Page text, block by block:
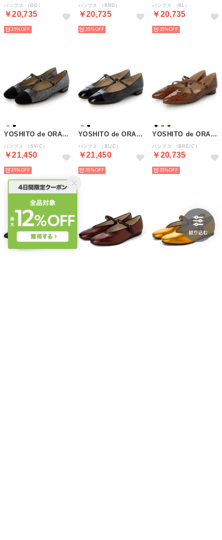
パンプス （GD）
￥20,735
35%
パンプス （BRD）
￥20,735
35%
パンプス （BL）
￥20,735
35%
YOSHITO de ORANGE
パンプス （SV/C）
￥21,450
35%
YOSHITO de ORANGE
パンプス （BL/C）
￥21,450
35%
YOSHITO de ORANGE
パンプス （BRE/C）
￥20,735
35%